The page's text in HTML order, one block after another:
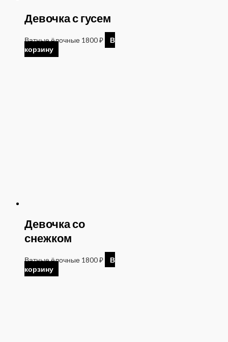
Девочка с гусем
Ватные ёлочные 1800₽
В
корзину
Девочка со
снежком
Ватные ёлочные 1800₽
В
корзину